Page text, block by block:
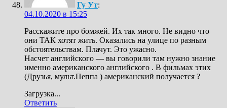
Гу Ут:
04.10.2020 в 15:25
Расскажите про бомжей. Их так много. Не видно что
они ТАК хотят жить. Оказались на улице по разным
обстоятельствам. Плачут. Это ужасно.
Насчет английского — вы говорили там нужно знание
именно американского английского . В фильмах этих
(Друзья, мульт.Пеппа ) американский получается ?
Загрузка...
Ответить